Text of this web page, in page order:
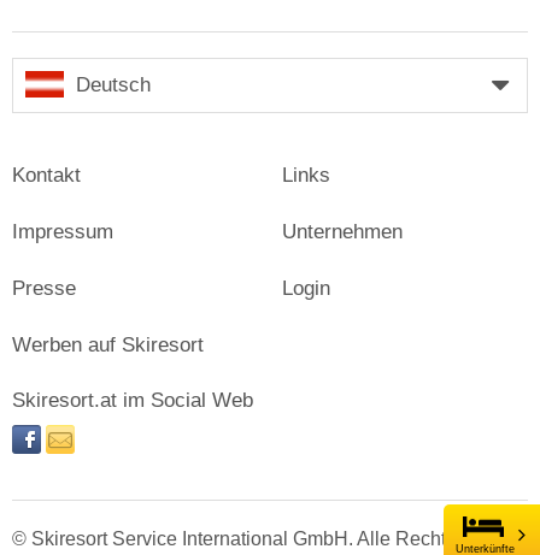
Unterkünfte
Deutsch
Kontakt
Impressum
Presse
Links
Unternehmen
Login
Werben auf Skiresort
Skiresort.at im Social Web
facebooknewsletter
© Skiresort Service International GmbH. Alle Rechte